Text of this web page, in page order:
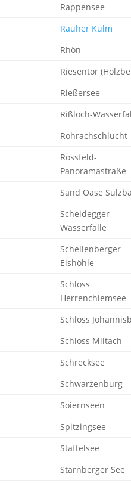
Rappensee
Rauher Kulm
Rhön
Riesentor
Rießersee
Rißloch-
Rohrachschlucht
Rossfeld-
Panoramastraße
Sand Oase
Scheidegger
Wasserfälle
Schellenberger
Eishöhle
Schloss
Herrenchiemsee
Schloss
Schloss Miltach
Schrecksee
Schwarzenburg
Soiernseen
Spitzingsee
Staffelsee
Starnberger See